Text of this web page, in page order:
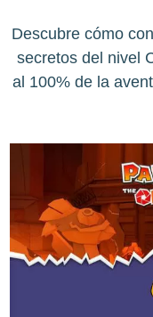
Descubre cómo
secretos del nivel
al 100% de la